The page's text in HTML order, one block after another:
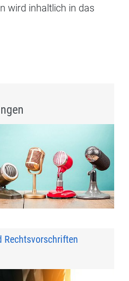
wird inhaltlich in das
Rechtsvorschriften